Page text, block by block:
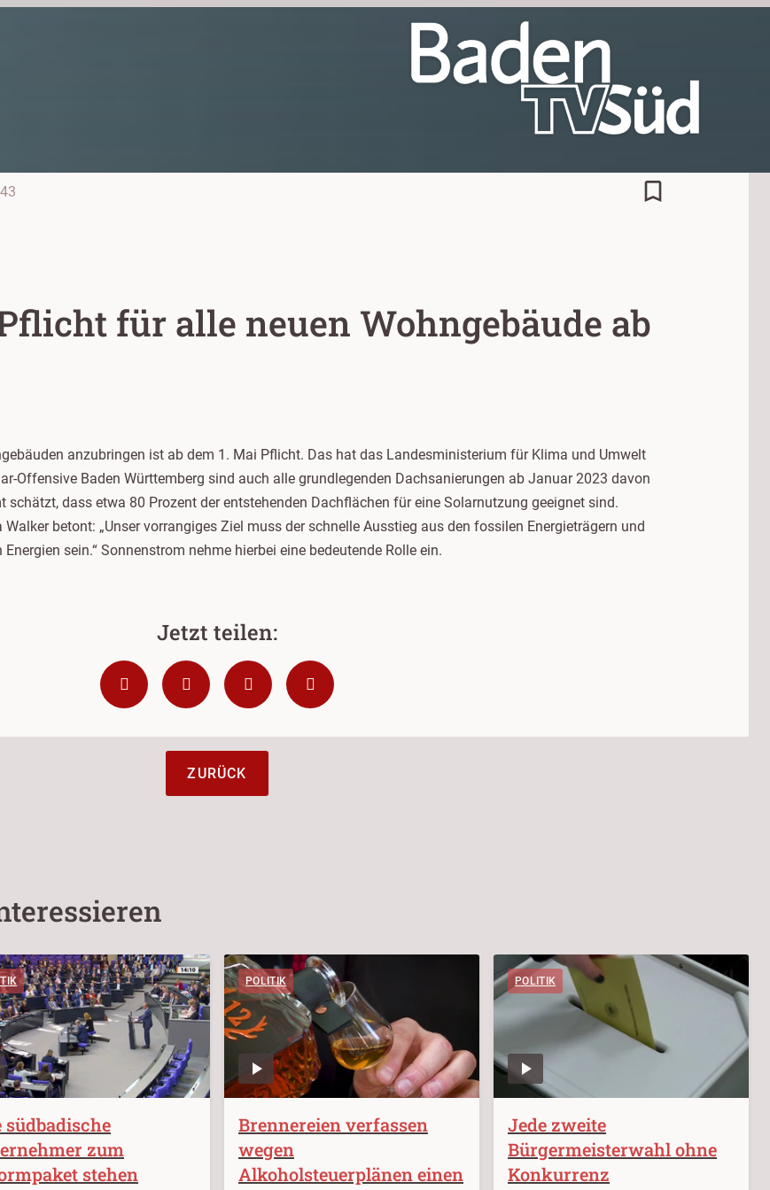
bookmark_border
für alle neuen Wohngebäude ab
anzubringen ist ab dem 1. Mai Pflicht. Das hat das Landesministerium für Klima und Umwelt
Offensive Baden Württemberg sind auch alle grundlegenden Dachsanierungen ab Januar 2023 davon
dass etwa 80 Prozent der entstehenden Dachflächen für eine Solarnutzung geeignet sind.
betont: „Unser vorrangiges Ziel muss der schnelle Ausstieg aus den fossilen Energieträgern und
sein.“ Sonnenstrom nehme hierbei eine bedeutende Rolle ein.
ZURÜCK
südbadische
zum
stehen
POLITIK
Brennereien verfassen
wegen
Alkoholsteuerplänen einen
POLITIK
Jede zweite
Bürgermeisterwahl ohne
Konkurrenz